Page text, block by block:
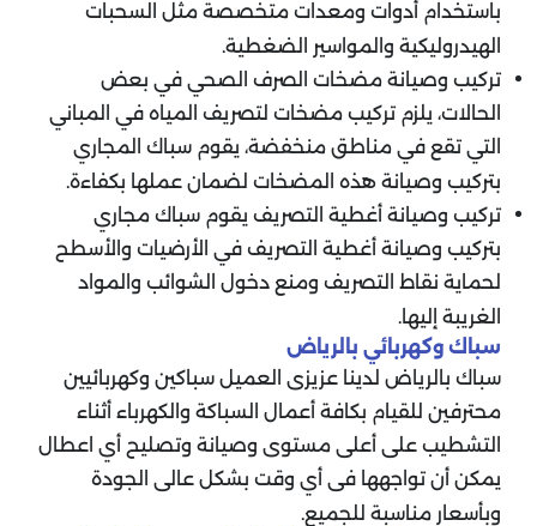
باستخدام أدوات ومعدات متخصصة مثل السحبات
الهيدروليكية والمواسير الضغطية.
تركيب وصيانة مضخات الصرف الصحي في بعض
الحالات، يلزم تركيب مضخات لتصريف المياه في المباني
التي تقع في مناطق منخفضة، يقوم سباك المجاري
بتركيب وصيانة هذه المضخات لضمان عملها بكفاءة.
تركيب وصيانة أغطية التصريف يقوم سباك مجاري
بتركيب وصيانة أغطية التصريف في الأرضيات والأسطح
لحماية نقاط التصريف ومنع دخول الشوائب والمواد
الغريبة إليها.
سباك وكهربائي بالرياض
سباك بالرياض لدينا عزيزى العميل سباكين وكهربائيين
محترفين للقيام بكافة أعمال السباكة والكهرباء أثناء
التشطيب على أعلى مستوى وصيانة وتصليح أي اعطال
يمكن أن تواجهها فى أي وقت بشكل عالى الجودة
وبأسعار مناسبة للجميع.